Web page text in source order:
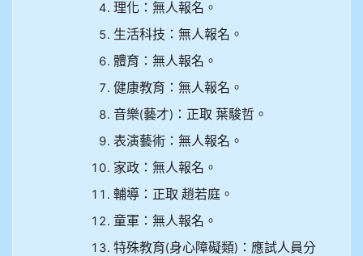
理化：無人報名。
生活科技：無人報名。
體育：無人報名。
健康教育：無人報名。
音樂(藝才) ：正取 葉駿哲。
表演藝術：無人報名。
家政：無人報名。
輔導：正取 趙若庭。
童軍：無人報名。
特殊教育(身心障礙類) ：應試人員分